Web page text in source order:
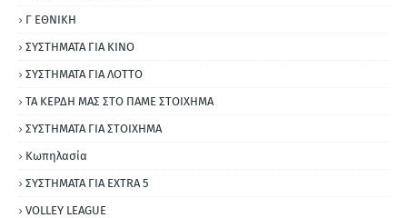
Γ ΕΘΝΙΚΗ
ΣΥΣΤΗΜΑΤΑ ΓΙΑ ΚΙΝΟ
ΣΥΣΤΗΜΑΤΑ ΓΙΑ ΛΟΤΤΟ
ΤΑ ΚΕΡΔΗ ΜΑΣ ΣΤΟ ΠΑΜΕ ΣΤΟΙΧΗΜΑ
ΣΥΣΤΗΜΑΤΑ ΓΙΑ ΣΤΟΙΧΗΜΑ
Κωπηλασία
ΣΥΣΤΗΜΑΤΑ ΓΙΑ ΕΧΤRΑ 5
VOLLEY LEAGUE